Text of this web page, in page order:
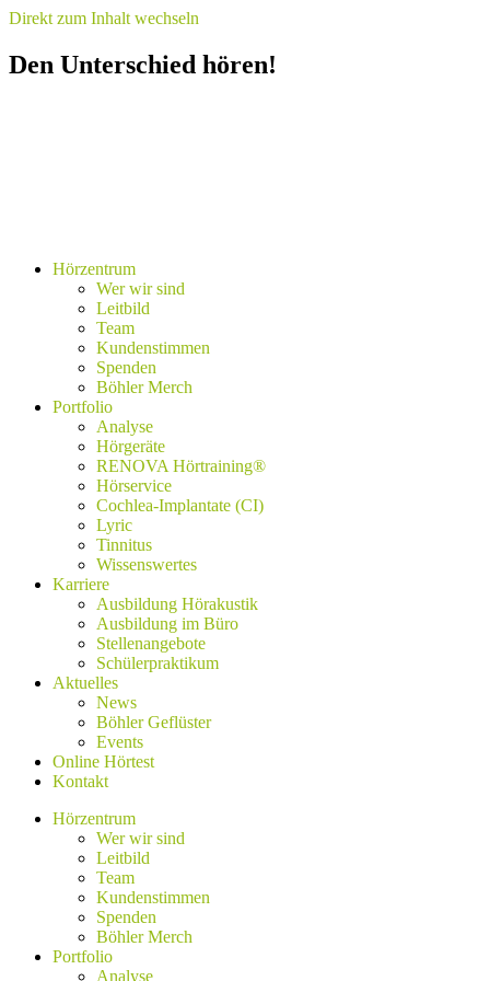
Direkt zum Inhalt wechseln
Den Unterschied hören!
Hörzentrum
Wer wir sind
Leitbild
Team
Kundenstimmen
Spenden
Böhler Merch
Portfolio
Analyse
Hörgeräte
RENOVA Hörtraining®
Hörservice
Cochlea-Implantate (CI)
Lyric
Tinnitus
Wissenswertes
Karriere
Ausbildung Hörakustik
Ausbildung im Büro
Stellenangebote
Schülerpraktikum
Aktuelles
News
Böhler Geflüster
Events
Online Hörtest
Kontakt
Hörzentrum
Wer wir sind
Leitbild
Team
Kundenstimmen
Spenden
Böhler Merch
Portfolio
Analyse